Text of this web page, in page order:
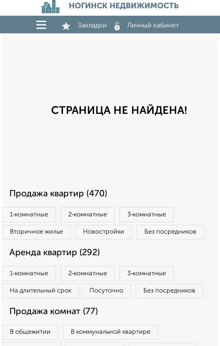
НОГИНСК НЕДВИЖИМОСТЬ
Закладки Личный кабинет
СТРАНИЦА НЕ НАЙДЕНА!
Продажа квартир (470)
1‑комнатные 2‑комнатные 3‑комнатные
Вторичное жилье Новостройки Без посредников
Аренда квартир (292)
1‑комнатные 2‑комнатные 3‑комнатные
На длительный срок Посуточно Без посредников
Продажа комнат (77)
В общежитии В коммунальной квартире